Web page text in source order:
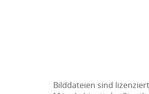
Bilddateien sind